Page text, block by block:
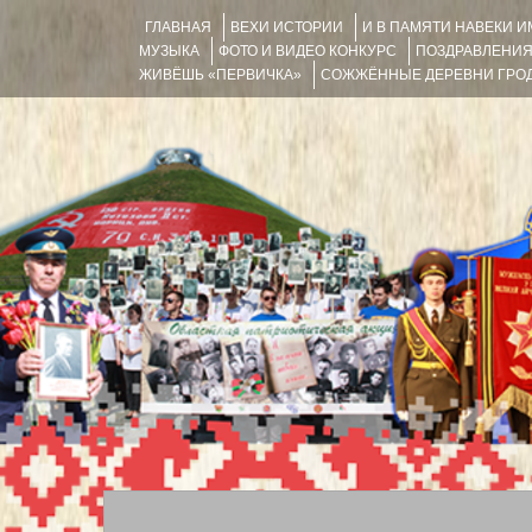
ГЛАВНАЯ ВЕХИ ИСТОРИИ
И В ПАМЯТИ НАВЕКИ
МУЗЫКА
ФОТО И ВИДЕО КОНКУРС
ПОЗДРАВЛЕНИЯ
ЖИВЁШЬ «ПЕРВИЧКА»
СОЖЖЁННЫЕ ДЕРЕВНИ